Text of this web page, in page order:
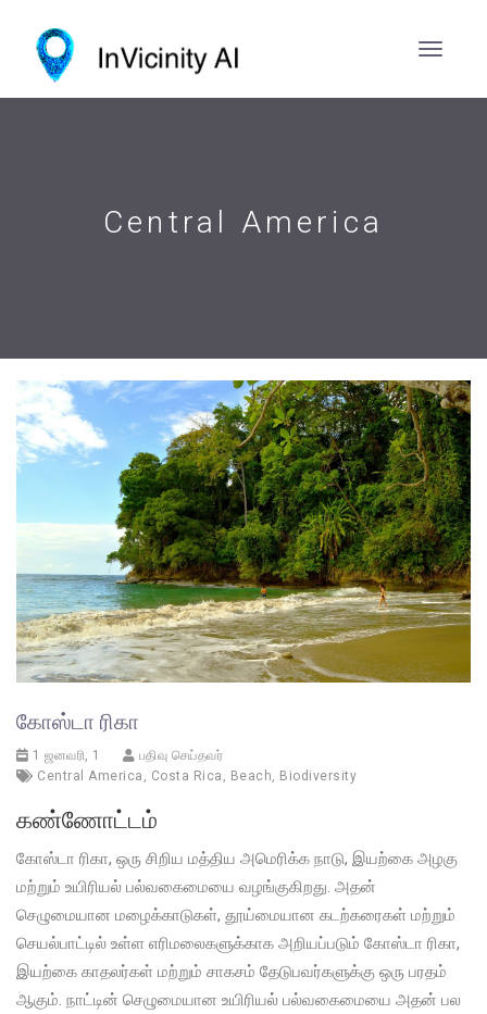
Central America
கோஸ்டா ரிகா
1 ஜனவரி, 1
பதிவு செய்தவர்
Central America , Costa Rica , Beach, Biodiversity
கண்ணோட்டம்
கோஸ்டா ரிகா, ஒரு சிறிய மத்திய அமெரிக்க நாடு, இயற்கை அழகு
மற்றும் உயிரியல் பல்வகைமையை வழங்குகிறது. அதன்
செழுமையான மழைக்காடுகள், தூய்மையான கடற்கரைகள் மற்றும்
செயல்பாட்டில் உள்ள எரிமலைகளுக்காக அறியப்படும் கோஸ்டா ரிகா,
இயற்கை காதலர்கள் மற்றும் சாகசம் தேடுபவர்களுக்கு ஒரு பரதம்
ஆகும். நாட்டின் செழுமையான உயிரியல் பல்வகைமையை அதன் பல